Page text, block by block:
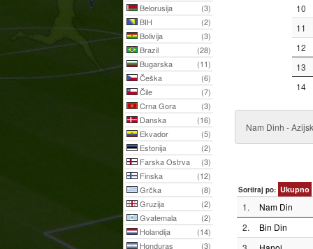
Belorusija
(3)
BIH
(2)
Bolivija
(3)
Brazil
(28)
Bugarska
(11)
Češka
(6)
Čile
(7)
Crna Gora
(3)
Danska
(16)
Ekvador
(5)
Estonija
(2)
Farska Ostrva
(3)
Finska
(12)
Grčka
(8)
Gruzija
(2)
Gvatemala
(2)
Holandija
(14)
Honduras
(3)
10
11
12
13
14
Nam Dinh -
Sortiraj po: Ukupno
1.
Nam Din
2.
Bin Din